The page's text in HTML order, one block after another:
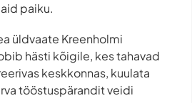
paiku.
üldvaate Kreenholmi
hästi kõigile, kes tahavad
keskkonnas, kuulata
tööstuspärandit veidi